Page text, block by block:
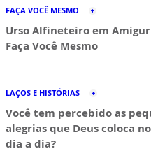
FAÇA VOCÊ MESMO
Urso Alfineteiro em
Faça Você Mesmo
LAÇOS E HISTÓRIAS
Você tem percebido as
alegrias que Deus coloca
dia a dia?